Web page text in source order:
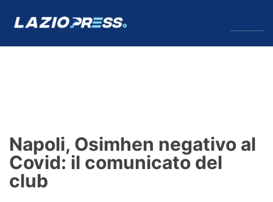
Formello
Infortuni
Napoli, Osimhen negativo al
Covid: il comunicato del
club